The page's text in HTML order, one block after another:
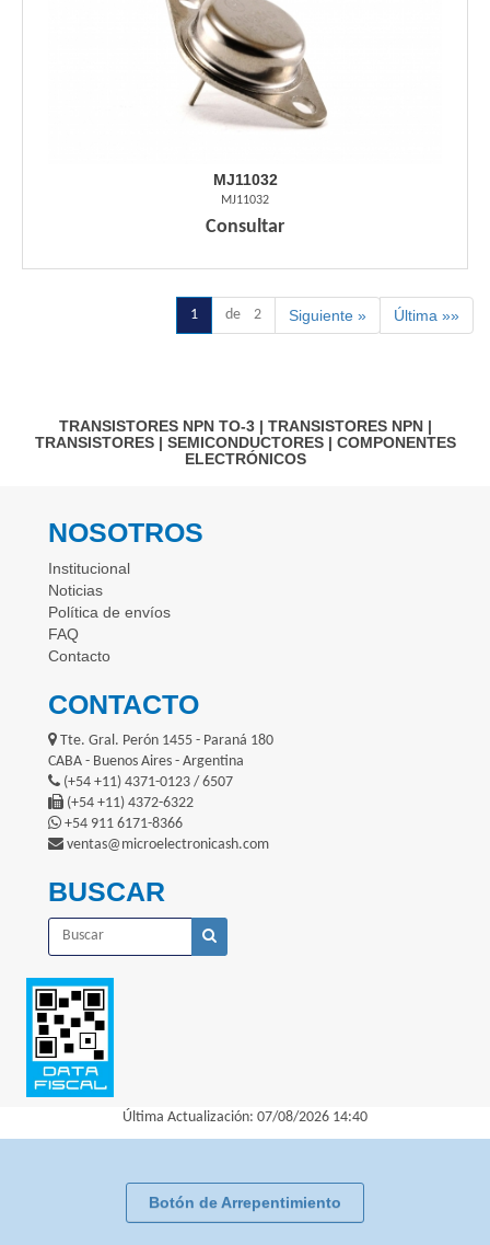
MJ11032
MJ11032
Consultar
1 de 2 Siguiente » Última »»
TRANSISTORES NPN TO-3| TRANSISTORES NPN|
TRANSISTORES| SEMICONDUCTORES| COMPONENTES
ELECTRÓNICOS
NOSOTROS
Institucional
Noticias
Política de envíos
FAQ
Contacto
CONTACTO
Tte. Gral. Perón 1455 - Paraná 180
CABA - Buenos Aires - Argentina
(+54 +11) 4371-0123 / 6507
(+54 +11) 4372-6322
+54 911 6171-8366
ventas@microelectronicash.com
BUSCAR
Última Actualización: 07/08/2026 14:40
Botón de Arrepentimiento